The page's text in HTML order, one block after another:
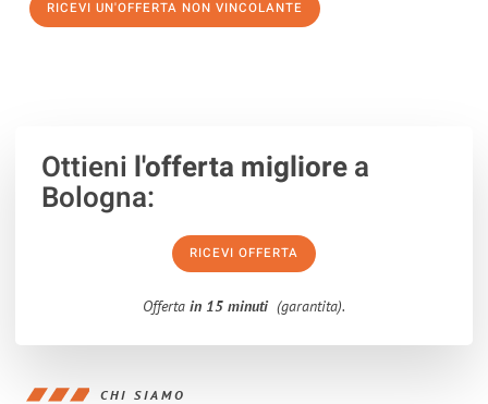
RICEVI UN'OFFERTA NON VINCOLANTE
Ottieni l'offerta migliorea
Bologna:
RICEVI OFFERTA
Offerta in 15 minuti (garantita).
CHI SIAMO